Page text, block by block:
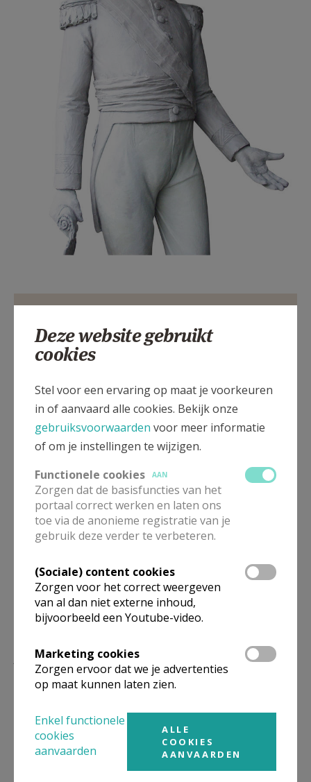
Tertio
Meer
Artikel
Deel dit artikel
Lees meer
Deze website gebruikt
cookies
Stel voor een ervaring op maat je voorkeuren
in of aanvaard alle cookies. Bekijk onze
gebruiksvoorwaarden voor meer informatie
of om je instellingen te wijzigen.
Functionele cookies
AAN
Zorgen dat de basisfuncties van het
portaal correct werken en laten ons
toe via de anonieme registratie van je
gebruik deze verder te verbeteren.
(Sociale) content cookies
Zorgen voor het correct weergeven
van al dan niet externe inhoud,
bijvoorbeeld een Youtube-video.
Marketing cookies
Zorgen ervoor dat we je advertenties
op maat kunnen laten zien.
Enkel functionele
cookies
aanvaarden
ALLE
COOKIES
AANVAARDEN